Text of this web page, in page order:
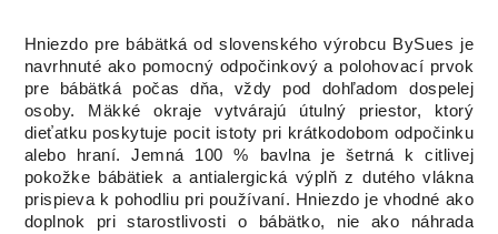
Hniezdo pre bábätká od slovenského výrobcu BySues je
navrhnuté ako pomocný odpočinkový a polohovací prvok
pre bábätká počas dňa, vždy pod dohľadom dospelej
osoby. Mäkké okraje vytvárajú útulný priestor, ktorý
dieťatku poskytuje pocit istoty pri krátkodobom odpočinku
alebo hraní. Jemná 100 % bavlna je šetrná k citlivej
pokožke bábätiek a antialergická výplň z dutého vlákna
prispieva k pohodliu pri používaní. Hniezdo je vhodné ako
doplnok pri starostlivosti o bábätko, nie ako náhrada